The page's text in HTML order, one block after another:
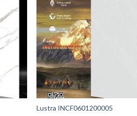
Lustra INCF0601200005